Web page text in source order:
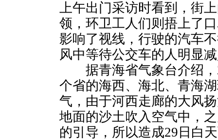
上午出门采访时看到，街
领，环卫工人们则捂上了
影响了视线，行驶的汽车
风中等待公交车的人明显
据青海省气象台介绍，
个省的海西、海北、青海
气，由于河西走廊的大风
地面的沙土吹入空气中，
的引导，所以造成29日白